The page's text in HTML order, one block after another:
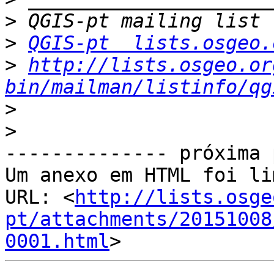
>
> QGIS-pt
> http://
bin/mailman/listinfo/
>
>
--------------
Um anexo em HTML foi
URL: <http://
pt/attachments/
0001.html